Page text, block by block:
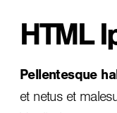
HTML
Pellentesque
et netus et